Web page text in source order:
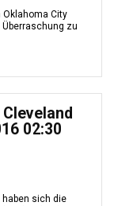
Oklahoma City
zu
02:30
haben sich die